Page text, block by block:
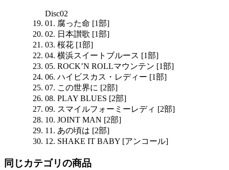
Disc02
01. 腐った命 [1部]
02. 日本讃歌 [1部]
03. 桜花 [1部]
04. 横浜スイートブルース [1部]
05. ROCK’N ROLLマウンテン [1部]
06. ハイビスカス・レディー [1部]
07. この世界に [2部]
08. PLAY BLUES [2部]
09. スマイルフォーミーレディ [2部]
10. JOINT MAN [2部]
11. あの頃は [2部]
12. SHAKE IT BABY [アンコール]
同じカテゴリの商品